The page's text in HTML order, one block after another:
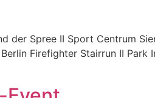
der Spree II Sport Centrum
Firefighter Stairrun II Park